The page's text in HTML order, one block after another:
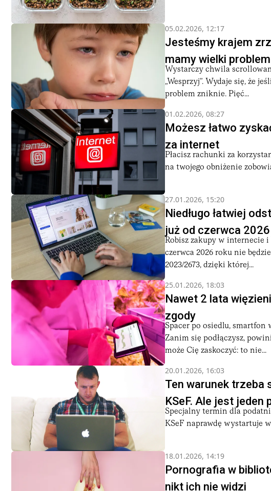
05.02.2026, 12:17
Jesteśmy krajem
mamy wielki problem
Wystarczy chwila
„Wesprzyj”. Wydaje się, że
problem zniknie. Pięć...
01.02.2026, 08:27
Możesz łatwo
za internet
Płacisz rachunki za
na twojego obniżenie
27.01.2026, 15:20
Niedługo łatwiej
już od czerwca
Robisz zakupy w internecie i
czerwca 2026 roku nie
2023/2673, dzięki której...
25.01.2026, 18:03
Nawet 2 lata
zgody
Spacer po osiedlu, smartfon
Zanim się podłączysz,
może Cię zaskoczyć: to nie...
20.01.2026, 16:03
Ten warunek trzeba
KSeF. Ale jest jeden
Specjalny termin dla
KSeF naprawdę wystartuje
18.01.2026, 14:19
Pornografia w
nikt ich nie widzi